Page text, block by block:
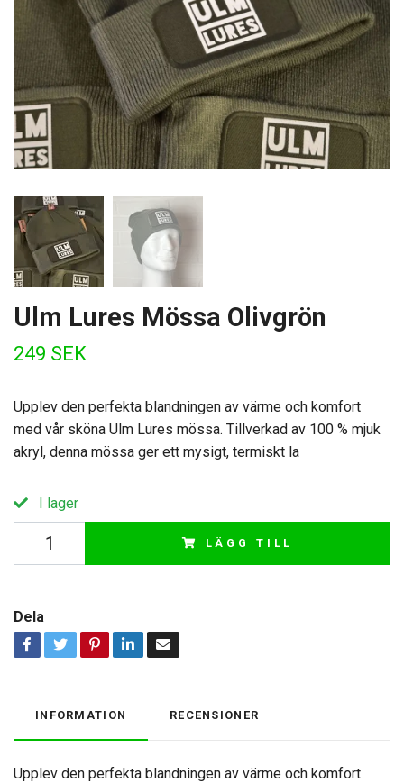
Ulm Lures Mössa Olivgrön
249 SEK
Upplev den perfekta blandningen av värme och komfort
med vår sköna Ulm Lures mössa. Tillverkad av 100 % mjuk
akryl, denna mössa ger ett mysigt, termiskt la
I lager
LÄGG TILL
Dela
INFORMATION RECENSIONER
Upplev den perfekta blandningen av värme och komfort